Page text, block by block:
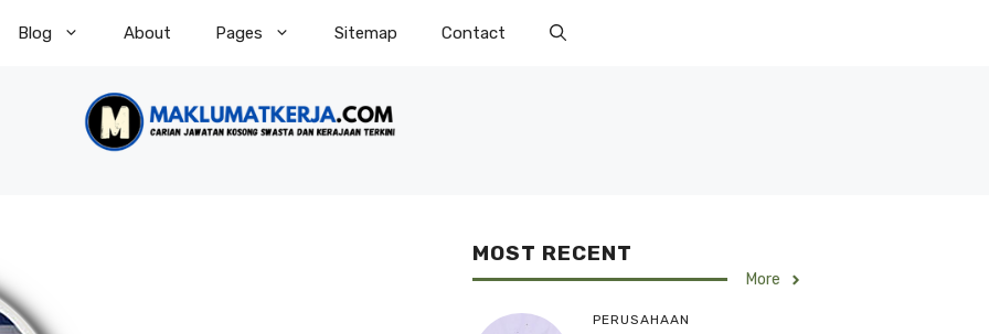
Blog About Pages Sitemap Contact
MOST RECENT
More
PERUSAHAAN